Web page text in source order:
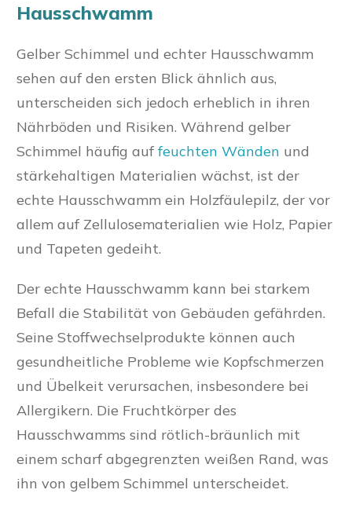
Hausschwamm
Gelber Schimmel und echter Hausschwamm
sehen auf den ersten Blick ähnlich aus,
unterscheiden sich jedoch erheblich in ihren
Nährböden und Risiken. Während gelber
Schimmel häufig auf feuchten Wänden und
stärkehaltigen Materialien wächst, ist der
echte Hausschwamm ein Holzfäulepilz, der vor
allem auf Zellulosematerialien wie Holz, Papier
und Tapeten gedeiht.
Der echte Hausschwamm kann bei starkem
Befall die Stabilität von Gebäuden gefährden.
Seine Stoffwechselprodukte können auch
gesundheitliche Probleme wie Kopfschmerzen
und Übelkeit verursachen, insbesondere bei
Allergikern. Die Fruchtkörper des
Hausschwamms sind rötlich-bräunlich mit
einem scharf abgegrenzten weißen Rand, was
ihn von gelbem Schimmel unterscheidet.